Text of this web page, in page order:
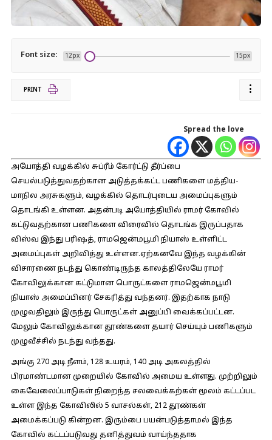
Font size: 12px 15px
PRINT
Spread the love
அயோத்தி வழக்கில் சுப்ரீம் கோர்ட்டு தீர்ப்பை
செயல்படுத்துவதற்கான அடுத்தக்கட்ட பணிகளை மத்திய-
மாநில அரசுகளும், வழக்கில் தொடர்புடைய அமைப்புகளும்
தொடங்கி உள்ளன. அதன்படி அயோத்தியில் ராமர் கோவில்
கட்டுவதற்கான பணிகளை விரைவில் தொடங்க இருப்பதாக
விஸ்வ இந்து பரிஷத், ராமஜென்மபூமி நியாஸ் உள்ளிட்ட
அமைப்புகள் அறிவித்து உள்ளன.ஏற்கனவே இந்த வழக்கின்
விசாரணை நடந்து கொண்டிருந்த காலத்திலேயே ராமர்
கோவிலுக்கான கட்டுமான பொருட்களை ராமஜென்மபூமி
நியாஸ் அமைப்பினர் சேகரித்து வந்தனர். இதற்காக நாடு
முழுவதிலும் இருந்து பொருட்கள் அனுப்பி வைக்கப்பட்டன.
மேலும் கோவிலுக்கான தூண்களை தயார் செய்யும் பணிகளும்
முழுவீச்சில் நடந்து வந்தது.
அங்கு 270 அடி நீளம், 128 உயரம், 140 அடி அகலத்தில்
பிரமாண்டமான முறையில் கோவில் அமைய உள்ளது. முற்றிலும்
கைவேலைப்பாடுகள் நிறைந்த சலவைக்கற்கள் மூலம் கட்டப்பட
உள்ள இந்த கோவிலில் 5 வாசல்கள், 212 தூண்கள்
அமைக்கப்படு கின்றன. இரும்பை பயன்படுத்தாமல் இந்த
கோவில் கட்டப்படுவது தனித்துவம் வாய்ந்ததாக